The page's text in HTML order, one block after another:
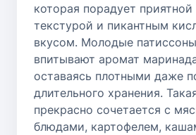
которая порадует
текстурой и пикантным
вкусом. Молодые
впитывают аромат
оставаясь плотными даже
длительного хранения.
прекрасно сочетается с
блюдами, картофелем,